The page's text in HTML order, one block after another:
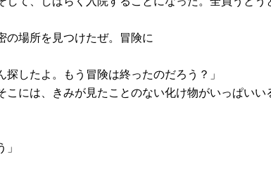
の場所を見つけたぜ。冒険に
したよ。もう冒険は終ったのだろう？」
こには、きみが見たことのない化け物がいっぱいい